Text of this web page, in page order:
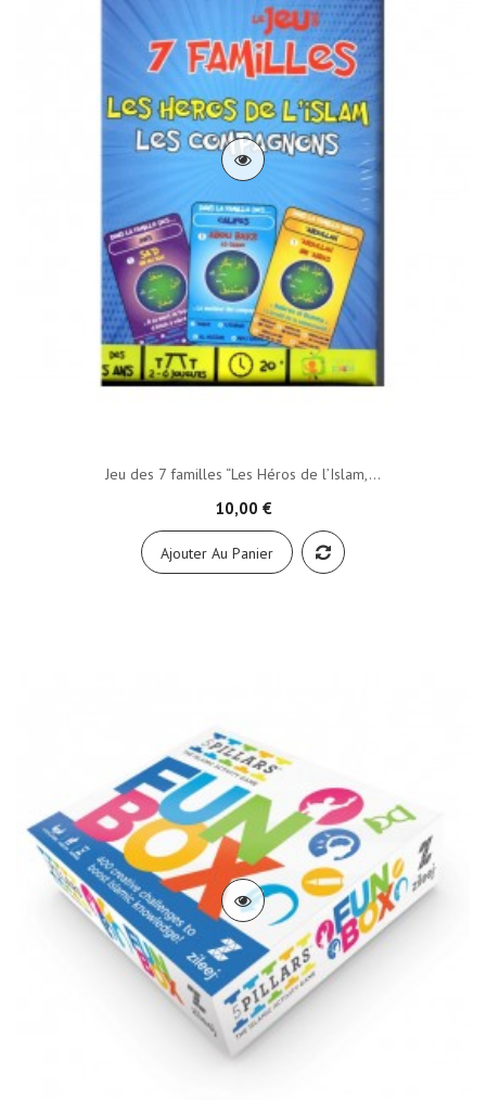
Jeu des 7 familles “Les Héros de l’Islam,...
10,00 €
Ajouter Au Panier